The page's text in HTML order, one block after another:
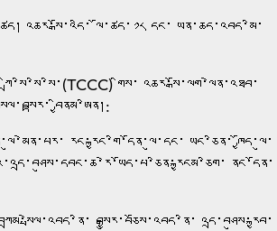
འཆར་སྒོ་འདི་ ལོ་ཚད་༡༨ དང་ ཡན་ཆད་འབད་མི་
གིས་ འཆར་སྒོ་ལག་ལེན་འཐབ་
བྱིནམ་ཨིན།:
རང་རྐྱང་གི་དོན་ལུ་དང་ ཡང་ཅིན་ ཁྱོད་ལུ་
ནང་དོན་
བསྒྱུར་བཅོས་འབད་ནི་ འདྲ་བཤུས་རྐྱབ་